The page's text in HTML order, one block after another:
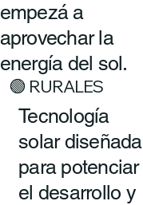
empezá a
aprovechar la
energía del sol.
🟢 RURALES
Tecnología
solar diseñada
para potenciar
el desarrollo y